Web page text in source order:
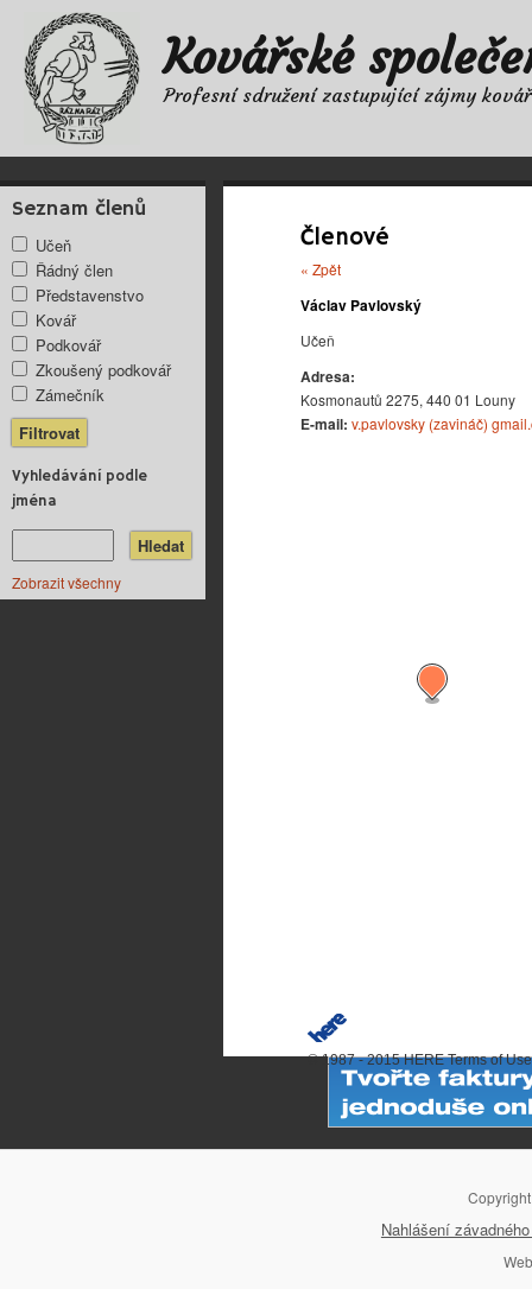
Kovářské
Profesní sdružení zastupující zájmy
Seznam členů
Učeň
Řádný člen
Představenstvo
Kovář
Podkovář
Zkoušený podkovář
Zámečník
Vyhledávání podle
jména
Zobrazit všechny
Členové
« Zpět
Václav Pavlovský
Učeň
Adresa:
Kosmonautů 2275, 440 01 Louny
E-mail: v.pavlovsky (zavináč)
© 1987 - 2015 HERE Terms of Use
Nahlášení